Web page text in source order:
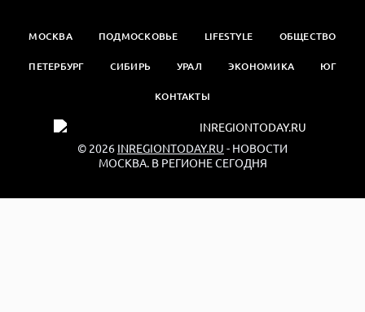
МОСКВА ПОДМОСКОВЬЕ LIFESTYLE ОБЩЕСТВО
ПЕТЕРБУРГ СИБИРЬ УРАЛ ЭКОНОМИКА ЮГ
КОНТАКТЫ
© 2026 INREGIONTODAY.RU - НОВОСТИ
МОСКВА. В РЕГИОНЕ СЕГОДНЯ